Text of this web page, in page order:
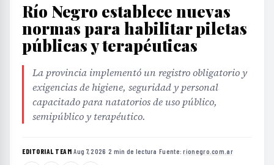
Río Negro establece nuevas
normas para habilitar piletas
públicas y terapéuticas
La provincia implementó un registro obligatorio y
exigencias de higiene, seguridad y personal
capacitado para natatorios de uso público,
semipúblico y terapéutico.
EDITORIAL TEAM·Aug 7, 2026 ·2 min de lectura ·Fuente:rionegro.com.ar